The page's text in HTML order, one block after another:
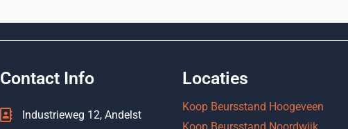
Contact Info
Industrieweg 12, Andelst
Locaties
Koop Beursstand Hoogeveen